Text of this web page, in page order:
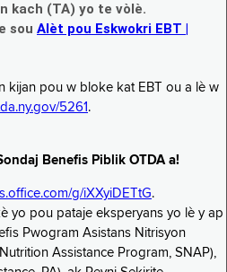
kach (TA) yo te vòlè.
sou Alèt pou Eskwokri EBT |
kijan pou w bloke kat EBT ou a lè w
5261 .
Benefis Piblik OTDA a!
g/iXXyiDETtG.
yo pou pataje eksperyans yo lè y ap
Pwogram Asistans Nitrisyon
Assistance Program, SNAP),